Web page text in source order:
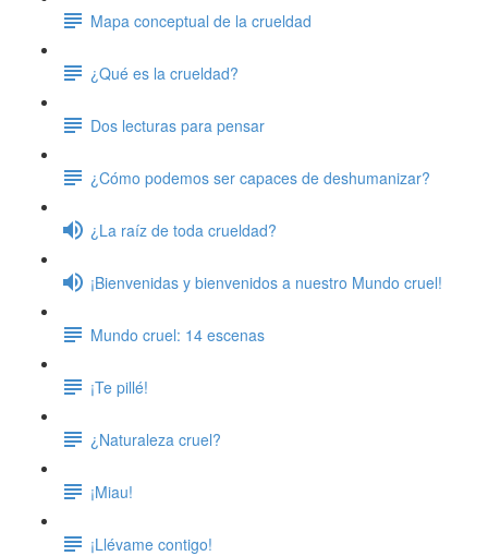
Mapa conceptual de la crueldad
¿Qué es la crueldad?
Dos lecturas para pensar
¿Cómo podemos ser capaces de deshumanizar?
¿La raíz de toda crueldad?
¡Bienvenidas y bienvenidos a nuestro Mundo cruel!
Mundo cruel: 14 escenas
¡Te pillé!
¿Naturaleza cruel?
¡Miau!
¡Llévame contigo!